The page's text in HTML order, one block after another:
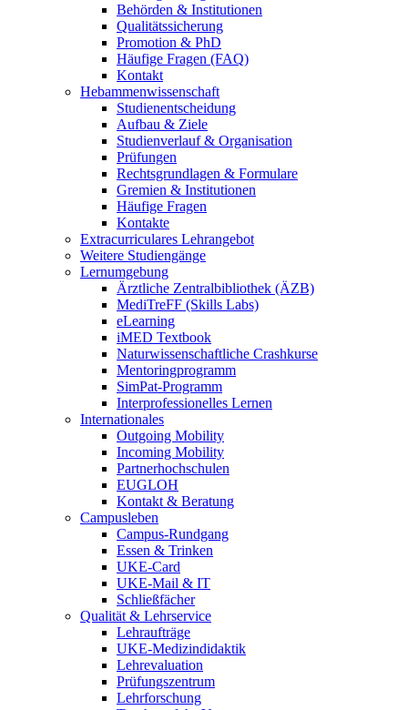
Behörden & Institutionen
Qualitätssicherung
Promotion & PhD
Häufige Fragen (FAQ)
Kontakt
Hebammenwissenschaft
Studienentscheidung
Aufbau & Ziele
Studienverlauf & Organisation
Prüfungen
Rechtsgrundlagen & Formulare
Gremien & Institutionen
Häufige Fragen
Kontakte
Extracurriculares Lehrangebot
Weitere Studiengänge
Lernumgebung
Ärztliche Zentralbibliothek (ÄZB)
MediTreFF (Skills Labs)
eLearning
iMED Textbook
Naturwissenschaftliche Crashkurse
Mentoringprogramm
SimPat-Programm
Interprofessionelles Lernen
Internationales
Outgoing Mobility
Incoming Mobility
Partnerhochschulen
EUGLOH
Kontakt & Beratung
Campusleben
Campus-Rundgang
Essen & Trinken
UKE-Card
UKE-Mail & IT
Schließfächer
Qualität & Lehrservice
Lehraufträge
UKE-Medizindidaktik
Lehrevaluation
Prüfungszentrum
Lehrforschung